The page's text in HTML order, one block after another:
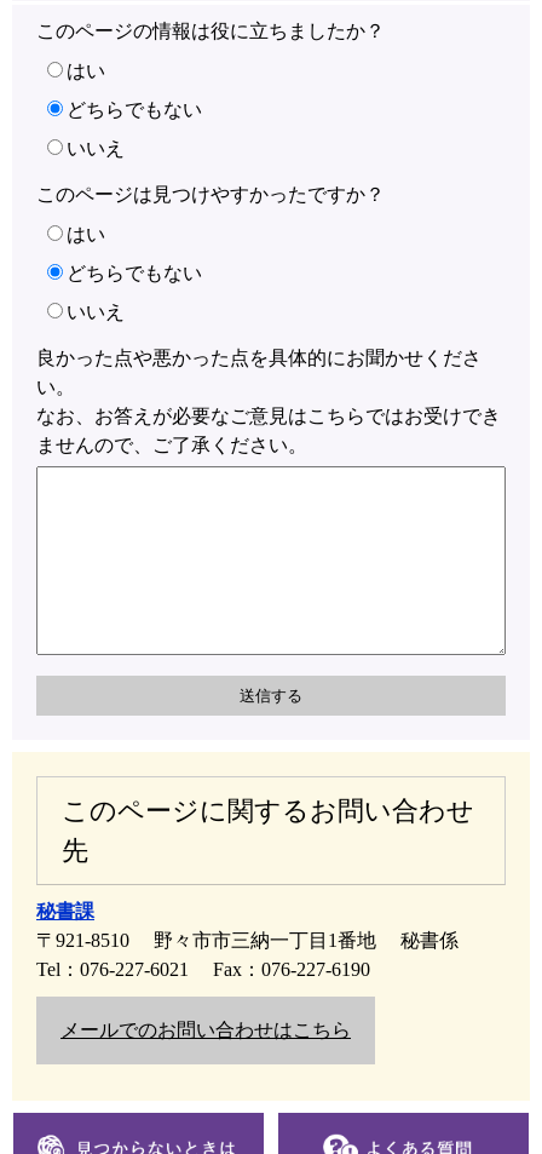
このページの情報は役に立ちましたか？
はい
どちらでもない
いいえ
このページは見つけやすかったですか？
はい
どちらでもない
いいえ
良かった点や悪かった点を具体的にお聞かせくださ
い。
なお、お答えが必要なご意見はこちらではお受けでき
ませんので、ご了承ください。
このページに関するお問い合わせ
先
秘書課
〒921-8510
野々市市三納一丁目1番地
秘書係
Tel：076-227-6021
Fax：076-227-6190
メールでのお問い合わせはこちら